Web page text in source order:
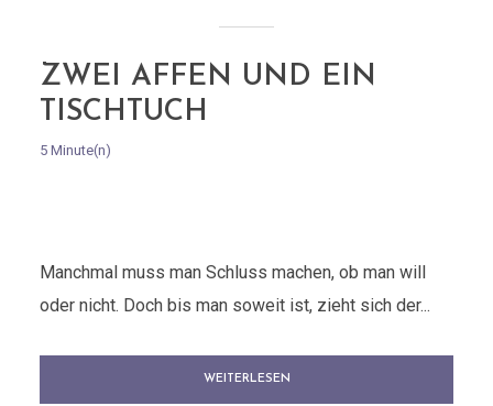
ZWEI AFFEN UND EIN
TISCHTUCH
5 Minute(n)
Manchmal muss man Schluss machen, ob man will
oder nicht. Doch bis man soweit ist, zieht sich der...
WEITERLESEN